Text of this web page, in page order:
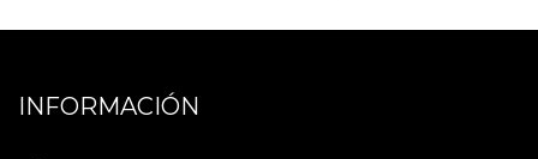
INFORMACIÓN